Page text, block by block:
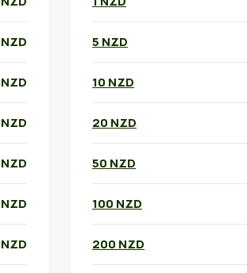
5 NZD
10 NZD
20 NZD
50 NZD
100 NZD
200 NZD